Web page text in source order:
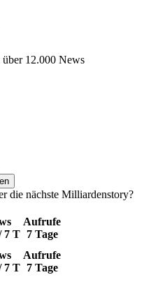
12.000 News
die nächste Milliardenstory?
7 T
Aufrufe
7 Tage
7 T
Aufrufe
7 Tage